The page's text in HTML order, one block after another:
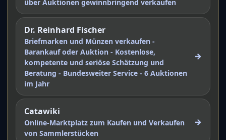
über Auktionen gewinnbringend verkaufen
Dr. Reinhard Fischer
Briefmarken und Münzen verkaufen -
Barankauf oder Auktion - Kostenlose,
kompetente und seriöse Schätzung und
Beratung - Bundesweiter Service - 6 Auktionen
im Jahr
→
Catawiki
Online-Marktplatz zum Kaufen und Verkaufen
von Sammlerstücken
→